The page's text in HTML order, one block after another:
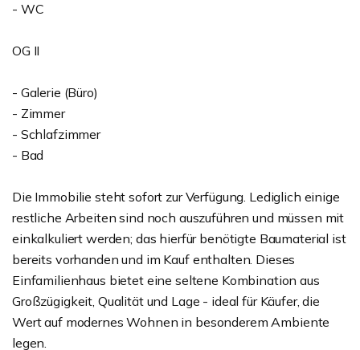
- WC
OG II
- Galerie (Büro)
- Zimmer
- Schlafzimmer
- Bad
Die Immobilie steht sofort zur Verfügung. Lediglich einige
restliche Arbeiten sind noch auszuführen und müssen mit
einkalkuliert werden; das hierfür benötigte Baumaterial ist
bereits vorhanden und im Kauf enthalten. Dieses
Einfamilienhaus bietet eine seltene Kombination aus
Großzügigkeit, Qualität und Lage - ideal für Käufer, die
Wert auf modernes Wohnen in besonderem Ambiente
legen.